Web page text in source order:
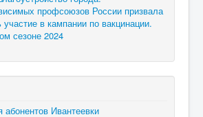
профсоюзов России призвала
в кампании по вакцинации.
сезоне 2024
Ивантеевки